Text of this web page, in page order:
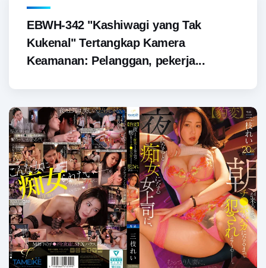
EBWH-342 "Kashiwagi yang Tak
Kukenal" Tertangkap Kamera
Keamanan: Pelanggan, pekerja...